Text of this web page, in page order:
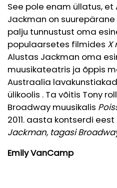
See pole enam üllatus,
Jackman on
palju tunnustust oma
populaarsetes filmides X
Alustas Jackman oma
muusikateatris ja õppis
Austraalia
ülikoolis . Ta võitis Tony
Broadway muusikalis
2011. aasta kontserdi
Jackman, tagasi
Emily VanCamp